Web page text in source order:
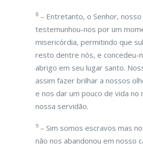
8 – Entretanto, o Senhor, nosso
testemunhou-nos por um
misericórdia, permitindo que
resto dentre nós, e concedeu-
abrigo em seu lugar santo.
assim fazer brilhar a nossos
e nos dar um pouco de vida no
nossa servidão.
9 – Sim somos escravos mas
não nos abandonou em nosso